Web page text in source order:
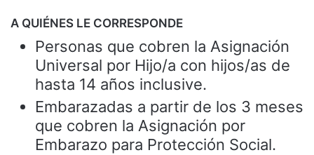
A QUIÉNES LE CORRESPONDE
Personas que cobren la Asignación
Universal por Hijo/a con hijos/as de
hasta 14 años inclusive.
Embarazadas a partir de los 3 meses
que cobren la Asignación por
Embarazo para Protección Social.